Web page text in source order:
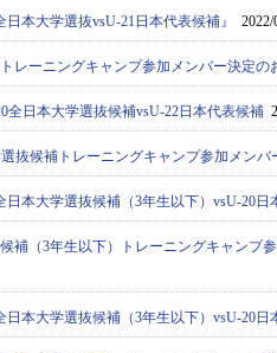
日本大学選抜vsU-21日本代表候補』 2022/
レーニングキャンプ参加メンバー決定の
全日本大学選抜候補vsU-22日本代表候補
抜候補トレーニングキャンプ参加メンバ
日本大学選抜候補（3年生以下）vsU-20日
補（3年生以下）トレーニングキャンプ
日本大学選抜候補（3年生以下）vsU-20日